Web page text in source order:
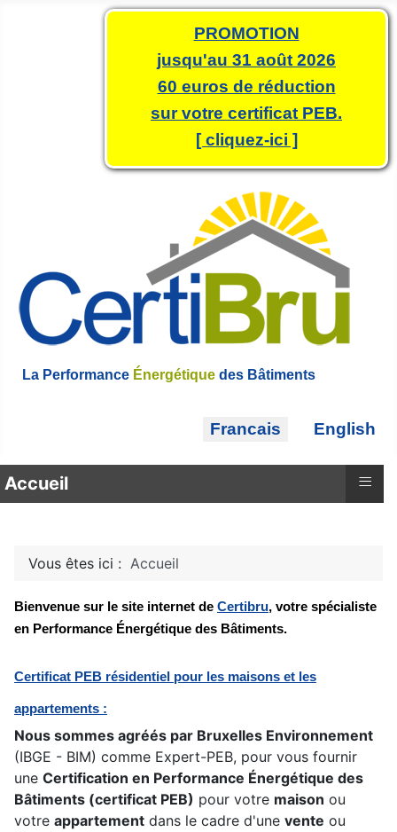
PROMOTION
jusqu'au 31 août 2026
60 euros de réduction
sur votre certificat PEB.
[ cliquez-ici ]
La Performance Énergétique des Bâtiments
Sélectionnez votre langue
Francais English
Accueil ≡
Vous êtes ici : Accueil
Bienvenue sur le site internet de Certibru, votre spécialiste
en Performance Énergétique des Bâtiments.
Certificat PEB résidentiel pour les maisons et les
appartements :
Nous sommes agréés par Bruxelles Environnement
(IBGE - BIM) comme Expert-PEB, pour vous fournir
une Certification en Performance Énergétique des
Bâtiments (certificat PEB) pour votre maison ou
votre appartement dans le cadre d'une vente ou